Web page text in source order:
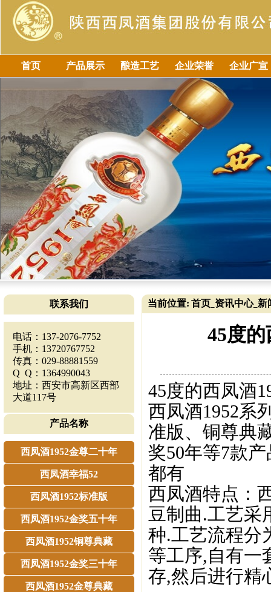
首页 产品展示 酿造工艺 企业荣誉 企业广宣
联系我们
电话：137-2076-7752
手机：13720767752
传真：029-88881559
Q Q：1364990043
地址：西安市高新区西部
大道117号
产品名称
西凤酒1952金尊二十年
西凤酒幸福52
西凤酒1952标准版
西凤酒1952金奖五十年
西凤酒1952铜尊典藏
西凤酒1952金奖三十年
西凤酒1952金尊典藏
当前位置: 首页 资讯中心_ 新
45度
45度的西凤酒
西凤酒1952系
准版、铜尊典
奖50年等7款
都有
西凤酒特点：
豆制曲.工艺采
种.工艺流程分
等工序,自有一
存,然后进行精